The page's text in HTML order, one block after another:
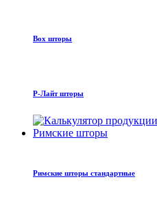
Box шторы
Р-Лайт шторы
Римские шторы
Римские шторы стандартные